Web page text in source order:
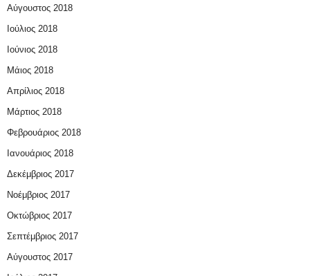
Αύγουστος 2018
Ιούλιος 2018
Ιούνιος 2018
Μάιος 2018
Απρίλιος 2018
Μάρτιος 2018
Φεβρουάριος 2018
Ιανουάριος 2018
Δεκέμβριος 2017
Νοέμβριος 2017
Οκτώβριος 2017
Σεπτέμβριος 2017
Αύγουστος 2017